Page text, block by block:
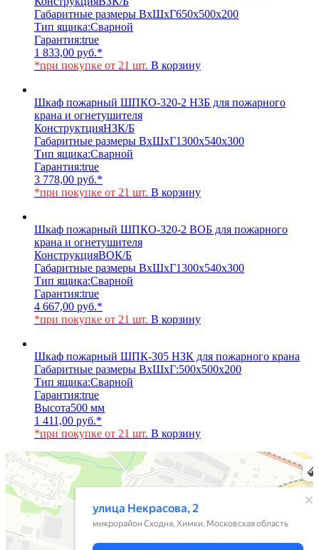
Габаритные размеры ВхШхГ650х500х200
Тип ящика:Сварной
Гарантия:true
1 833,00 руб.*
*при покупке от 21 шт. В корзину
Шкаф пожарный ШПКО-320-2 НЗБ для пожарного
крана и огнетушителя
КонструктцияНЗК/Б
Габаритные размеры ВхШхГ1300х540х300
Тип ящика:Сварной
Гарантия:true
3 778,00 руб.*
*при покупке от 21 шт. В корзину
Шкаф пожарный ШПКО-320-2 ВОБ для пожарного
крана и огнетушителя
КонструкцияВОК/Б
Габаритные размеры ВхШхГ1300х540х300
Тип ящика:Сварной
Гарантия:true
4 667,00 руб.*
*при покупке от 21 шт. В корзину
Шкаф пожарный ШПК-305 НЗК для пожарного крана
Габаритные размеры ВхШхГ:500х500х200
Тип ящика:Сварной
Гарантия:true
Высота500 мм
1 411,00 руб.*
*при покупке от 21 шт. В корзину
Химки
Яндекс Карты — транспорт, навигация, поиск мест